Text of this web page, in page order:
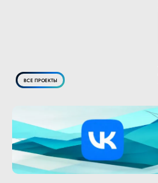
ВСЕ ПРОЕКТЫ